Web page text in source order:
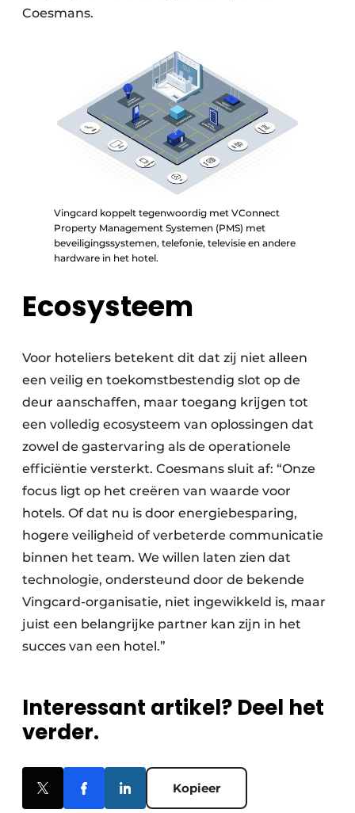
Coesmans.
Vingcard koppelt tegenwoordig met VConnect
Property Management Systemen (PMS) met
beveiligingssystemen, telefonie, televisie en andere
hardware in het hotel.
Ecosysteem
Voor hoteliers betekent dit dat zij niet alleen
een veilig en toekomstbestendig slot op de
deur aanschaffen, maar toegang krijgen tot
een volledig ecosysteem van oplossingen dat
zowel de gastervaring als de operationele
efficiëntie versterkt. Coesmans sluit af: “Onze
focus ligt op het creëren van waarde voor
hotels. Of dat nu is door energiebesparing,
hogere veiligheid of verbeterde communicatie
binnen het team. We willen laten zien dat
technologie, ondersteund door de bekende
Vingcard-organisatie, niet ingewikkeld is, maar
juist een belangrijke partner kan zijn in het
succes van een hotel.”
Interessant artikel? Deel het
verder.
Kopieer